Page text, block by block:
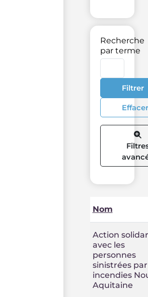
Recherche
par terme
Filtrer
Effacer
Nom
Action
avec les
personnes
sinistrées
incendies
Aquitaine